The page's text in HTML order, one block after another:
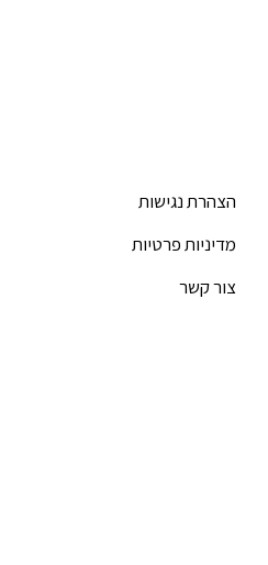
הצהרת נגישות
מדיניות פרטיות
צור קשר